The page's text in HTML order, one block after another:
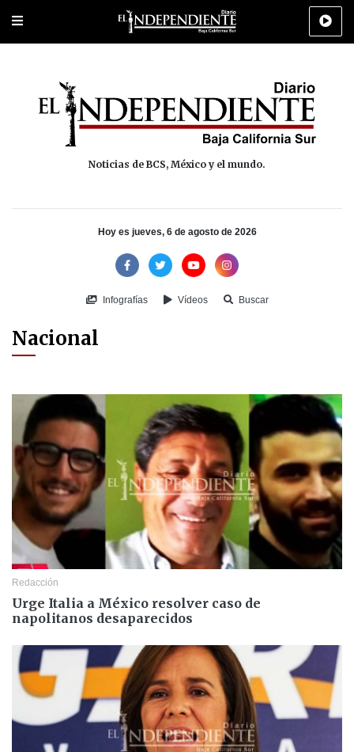
Portada Los Cabos Policiaca Deportes Cultura
Noticias de BCS, México y el mundo.
Hoy es jueves, 6 de agosto de 2026
Infografías Vídeos Buscar
Nacional
Redacción
Urge Italia a México resolver caso de
napolitanos desaparecidos